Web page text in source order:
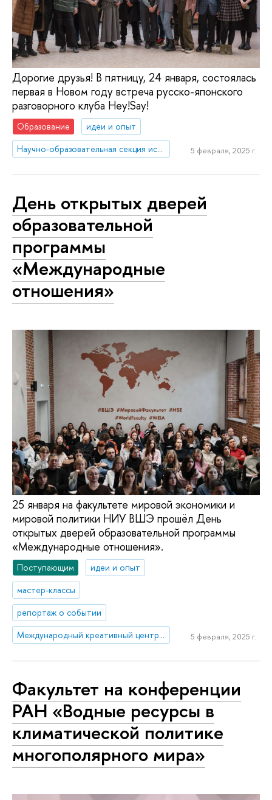
Дорогие друзья! В пятницу, 24 января, состоялась
первая в Новом году встреча русско-японского
разговорного клуба Hey!Say!
Образование
идеи и опыт
Научно-образовательная секция исследований Японии
5 февраля, 2025 г.
День открытых дверей
образовательной
программы
«Международные
отношения»
25 января на факультете мировой экономики и
мировой политики НИУ ВШЭ прошёл День
открытых дверей образовательной программы
«Международные отношения».
Поступающим
идеи и опыт
мастер-классы
репортаж о событии
Международный креативный центр «Абитуриент. Студент. Выпускник»
5 февраля, 2025 г.
Факультет на конференции
РАН «Водные ресурсы в
климатической политике
многополярного мира»